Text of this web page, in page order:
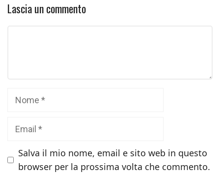
Lascia un commento
Salva il mio nome, email e sito web in questo
browser per la prossima volta che commento.